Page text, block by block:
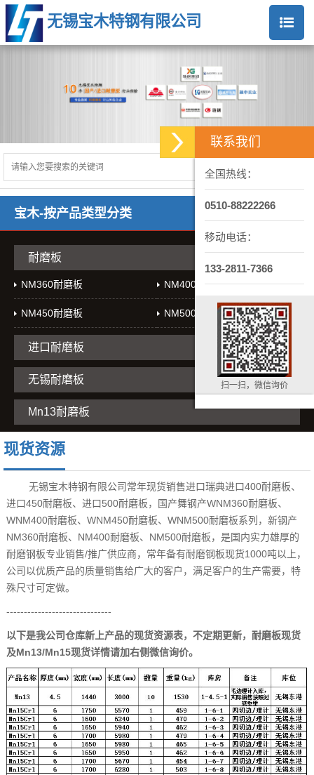
无锡宝木特钢有限公司
宝木-按产品类型分类
耐磨板
NM360耐磨板 NM400耐磨板
NM450耐磨板 NM500耐磨板
进口耐磨板
无锡耐磨板
Mn13耐磨板
现货资源
无锡宝木特钢有限公司常年现货销售进口瑞典进口400耐磨板、
进口450耐磨板、进口500耐磨板，国产舞钢产WNM360耐磨板、
WNM400耐磨板、WNM450耐磨板、WNM500耐磨板系列，新钢产
NM360耐磨板、NM400耐磨板、NM500耐磨板，是国内实力雄厚的
耐磨钢板专业销售/推广供应商，常年备有耐磨钢板现货1000吨以上，
公司以优质产品的质量销售给广大的客户，满足客户的生产需要，特
殊尺寸可定做。
------------------------------
以下是我公司仓库新上产品的现货资源表，不定期更新，耐磨板现货
及Mn13/Mn15现货详情请加右侧微信询价。
联系我们
全国热线：
0510-88222266
移动电话：
133-2811-7366
扫一扫，微信询价